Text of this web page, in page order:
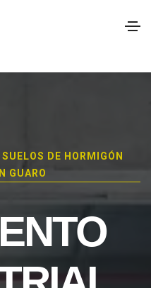
DE HORMIGÓN
GUARO